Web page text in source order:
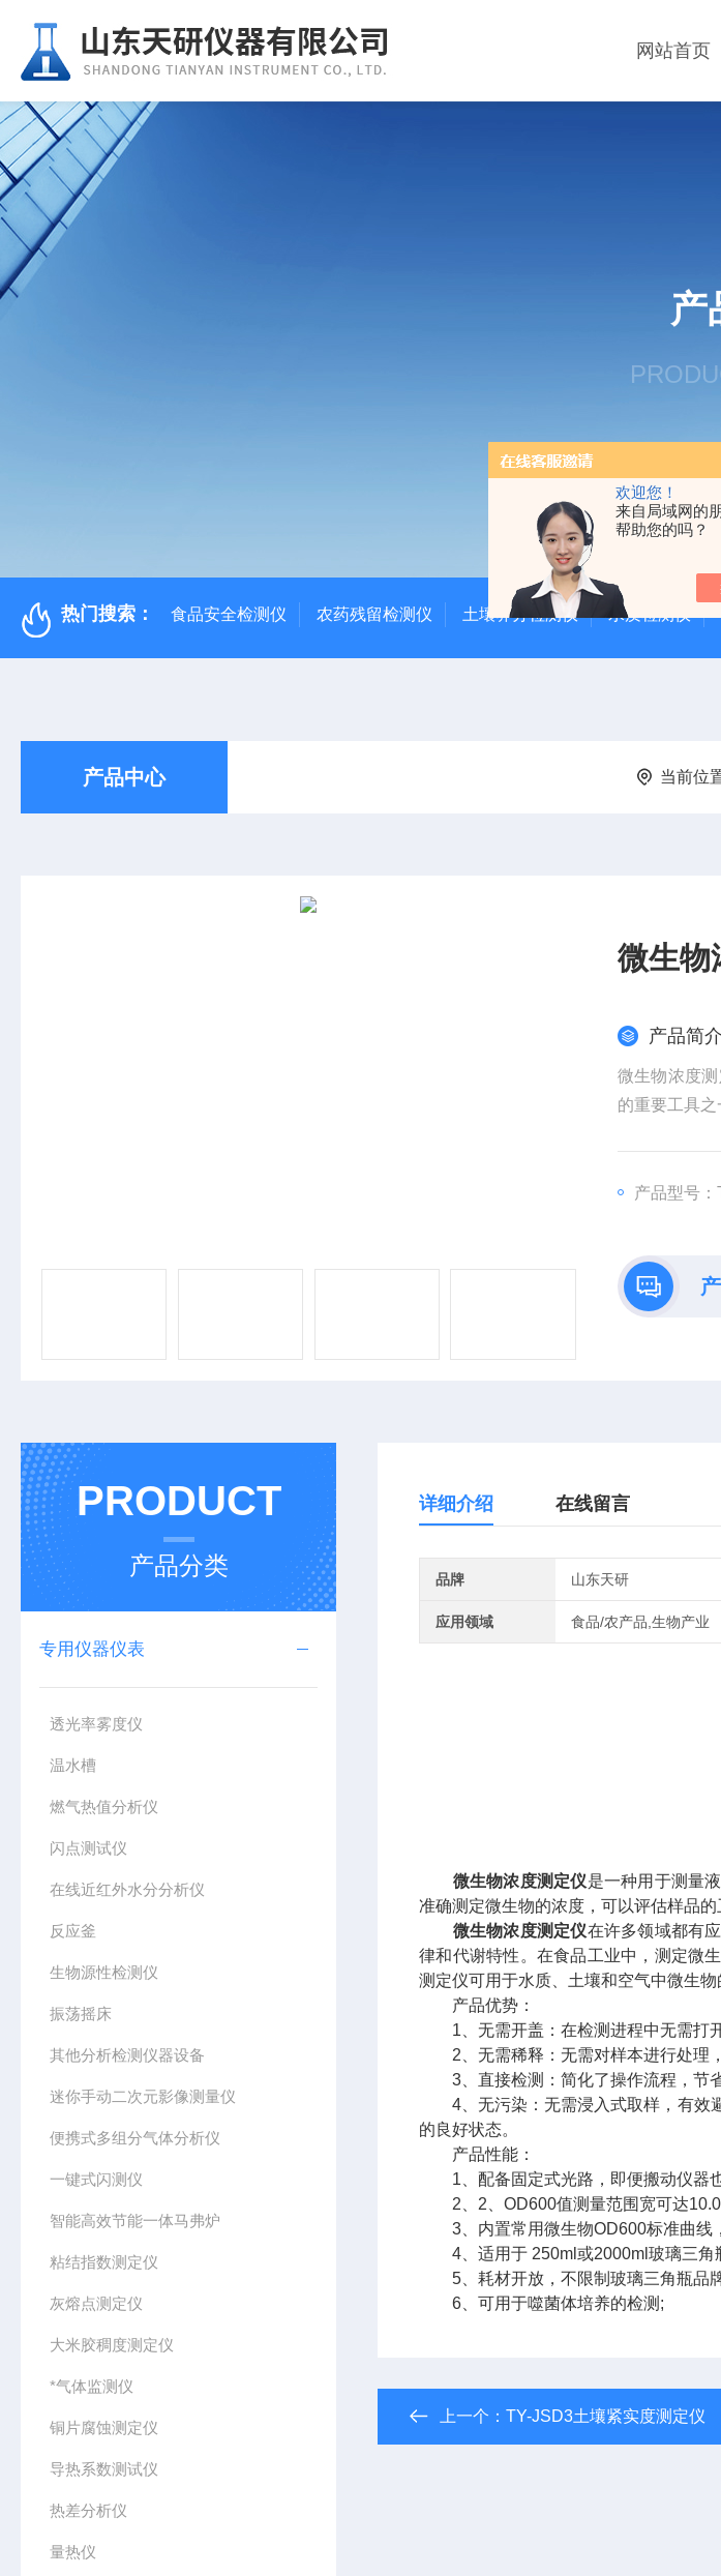
欢迎您！
来自局域网的
帮助您的吗？
网站首页
产
热门搜索： 食品安全检测仪 农药残留检测仪 土壤养分检测仪 水质检测仪
产品中心 当前位
微生物
产品简介
微生物浓度
的重要工具
产品型号：
PRODUCT
产品分类
专用仪器仪表
透光率雾度仪
温水槽
燃气热值分析仪
闪点测试仪
在线近红外水分分析仪
反应釜
生物源性检测仪
振荡摇床
其他分析检测仪器设备
迷你手动二次元影像测量仪
便携式多组分气体分析仪
一键式闪测仪
智能高效节能一体马弗炉
粘结指数测定仪
灰熔点测定仪
大米胶稠度测定仪
*气体监测仪
铜片腐蚀测定仪
导热系数测试仪
热差分析仪
量热仪
详细介绍 在线留言
品牌 山东天研
应用领域 食品/农产品,生物产业
微生物浓度测定仪是一种用于测量
准确测定微生物的浓度，可以评估样品的
微生物浓度测定仪在许多领域都有
律和代谢特性。在食品工业中，测定微
测定仪可用于水质、土壤和空气中微生
产品优势：
1、无需开盖：在检测进程中无需打开
2、无需稀释：无需对样本进行处理，
3、直接检测：简化了操作流程，节
4、无污染：无需浸入式取样，有效避
的良好状态。
产品性能：
1、配备固定式光路，即便搬动仪器
2、2、OD600值测量范围宽可达10.0
3、内置常用微生物OD600标准曲线
4、适用于 250ml或2000ml玻璃三角
5、耗材开放，不限制玻璃三角瓶品
6、可用于噬菌体培养的检测;
上一个： TY-JSD3土壤紧实度测定仪